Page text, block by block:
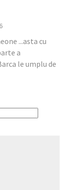
...asta cu
a
le umplu de